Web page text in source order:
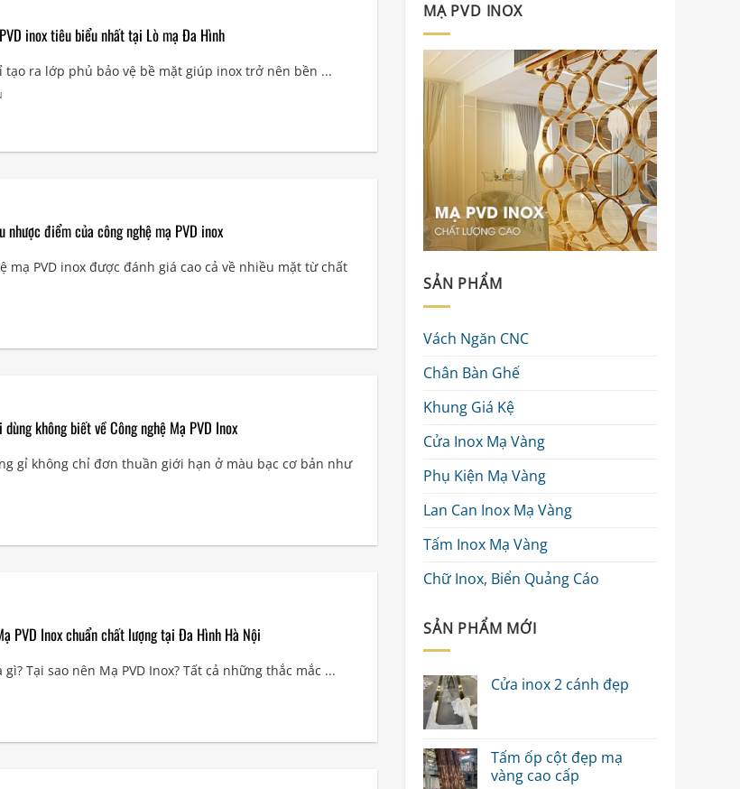
inox tiêu biểu nhất tại Lò mạ Đa Hình
tạo ra lớp phủ bảo vệ bề mặt giúp inox trở nên bền ...
nhược điểm của công nghệ mạ PVD inox
mạ PVD inox được đánh giá cao cả về nhiều mặt từ chất
không biết về Công nghệ Mạ PVD Inox
gỉ không chỉ đơn thuần giới hạn ở màu bạc cơ bản như
PVD Inox chuẩn chất lượng tại Đa Hình Hà Nội
gì? Tại sao nên Mạ PVD Inox? Tất cả những thắc mắc ...
MẠ PVD INOX
SẢN PHẨM
Vách Ngăn CNC
Chân Bàn Ghế
Khung Giá Kệ
Cửa Inox Mạ Vàng
Phụ Kiện Mạ Vàng
Lan Can Inox Mạ Vàng
Tấm Inox Mạ Vàng
Chữ Inox, Biển Quảng Cáo
SẢN PHẨM MỚI
Cửa inox 2 cánh đẹp
Tấm ốp cột đẹp mạ
vàng cao cấp